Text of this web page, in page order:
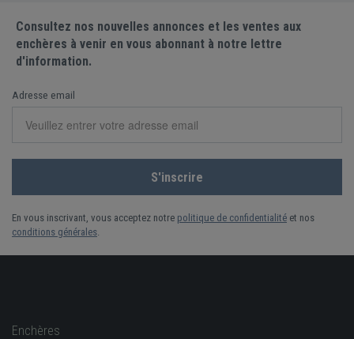
Consultez nos nouvelles annonces et les ventes aux
enchères à venir en vous abonnant à notre lettre
d'information.
Adresse email
En vous inscrivant, vous acceptez notre politique de confidentialité et nos
conditions générales.
Enchères